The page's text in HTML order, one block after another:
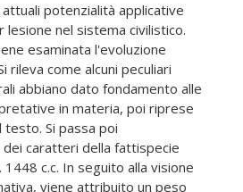
potenzialità applicative
lesione nel sistema civilistico.
esaminata l'evoluzione
rileva come alcuni peculiari
abbiano dato fondamento alle
in materia, poi riprese
Si passa poi
caratteri della fattispecie
c.c. In seguito alla visione
viene attribuito un peso